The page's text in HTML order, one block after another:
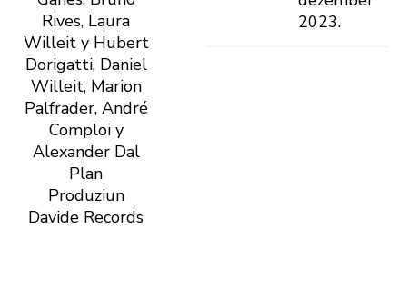
Rives, Laura
Willeit y Hubert
Dorigatti, Daniel
Willeit, Marion
Palfrader, André
Comploi y
Alexander Dal
Plan
Produziun
Davide Records
2023.